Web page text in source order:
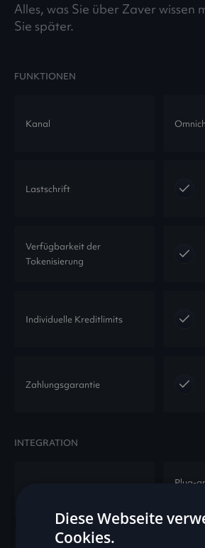
Alles, was Sie über Zaver wissen
Sie später.
FUNKTIONEN
Kanal
Lastschrift
Verfügbarkeit der
Tokenisierung
Individuelle Kreditlimits
Zahlungsgarantie
INTEGRATION
Plug-
Diese Webseite
Cookies.